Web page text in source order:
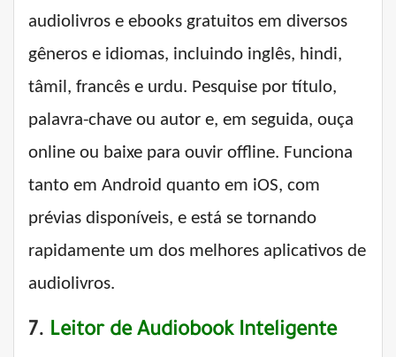
audiolivros e ebooks gratuitos em diversos
gêneros e idiomas, incluindo inglês, hindi,
tâmil, francês e urdu. Pesquise por título,
palavra-chave ou autor e, em seguida, ouça
online ou baixe para ouvir offline. Funciona
tanto em Android quanto em iOS, com
prévias disponíveis, e está se tornando
rapidamente um dos melhores aplicativos de
audiolivros.
7. Leitor de Audiobook Inteligente